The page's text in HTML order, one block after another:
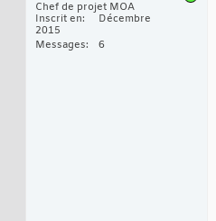
Chef de projet MOA
Inscrit en
Décembre
2015
Messages
6